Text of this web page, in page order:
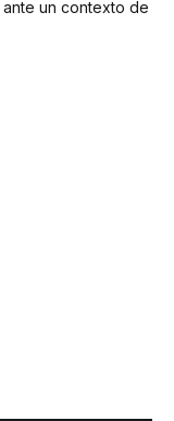
un contexto de